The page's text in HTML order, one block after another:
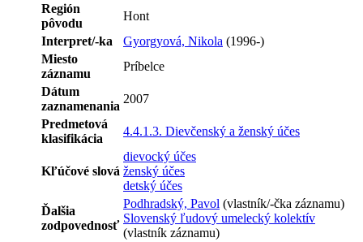
Región
pôvodu
Hont
Interpret/-ka
Gyorgyová, Nikola (1996-)
Miesto
záznamu
Príbelce
Dátum
zaznamenania
2007
Predmetová
klasifikácia
4.4.1.3. Dievčenský a ženský účes
Kľúčové slová
dievocký účes
ženský účes
detský účes
Ďalšia
zodpovednosť
Podhradský, Pavol (vlastník/-čka záznamu)
Slovenský ľudový umelecký kolektív
(vlastník záznamu)